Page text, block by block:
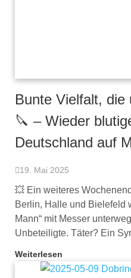
Bunte Vielfalt,
🔪 – Wieder
Deutschland auf
19. Mai 2025
💥 Ein weiteres
Berlin, Halle und Bielefeld
Mann“ mit Messer
Unbeteiligte. Täter? Ein
Weiterlesen